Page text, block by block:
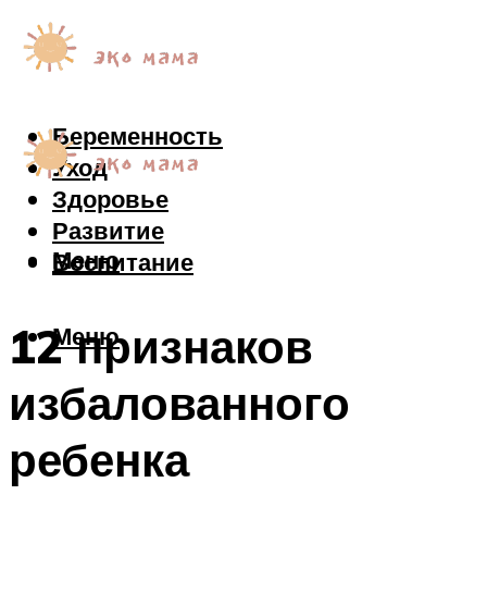
Беременность
Уход
Здоровье
Развитие
Воспитание
Меню
Меню
12 признаков
избалованного
ребенка